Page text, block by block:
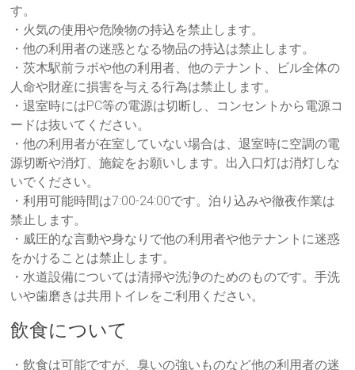
す。
・火気の使用や危険物の持込を禁止します。
・他の利用者の迷惑となる物品の持込は禁止します。
・茨木駅前ラボや他の利用者、他のテナント、ビル全体の
人命や財産に損害を与える行為は禁止します。
・退室時にはPC等の電源は切断し、コンセントから電源コ
ードは抜いてください。
・他の利用者が在室していない場合は、退室時に空調の電
源切断や消灯、施錠をお願いします。出入口灯は消灯しな
いでください。
・利用可能時間は7:00-24:00です。泊り込みや徹夜作業は
禁止します。
・威圧的な言動や身なりで他の利用者や他テナントに迷惑
をかけることは禁止します。
・水道設備については清掃や洗浄のためのものです。手洗
いや歯磨きは共用トイレをご利用ください。
飲食について
・飲食は可能ですが、臭いの強いものなど他の利用者の迷